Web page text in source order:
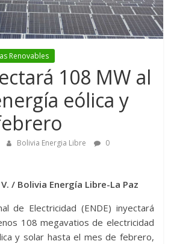
Renovables
108 MW al
eólica y
Bolivia Energia Libre
0
/ Bolivia Energía Libre-La Paz
de Electricidad (ENDE) inyectará
108 megavatios de electricidad
y solar hasta el mes de febrero,